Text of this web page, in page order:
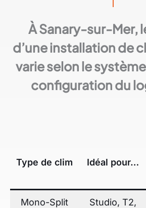
À Sanary-sur-Mer,
d’une installation de
varie selon le
configuration du
Type de clim Idéal pour…
Mono-Split
Studio, T2,